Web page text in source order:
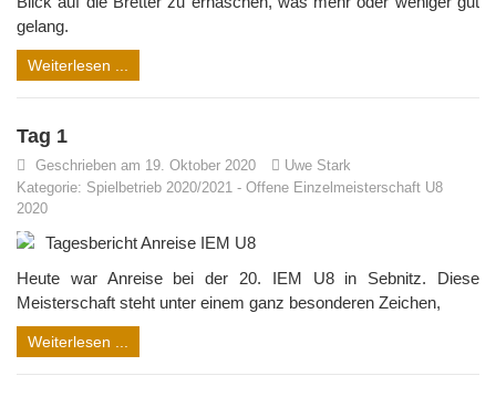
gelang.
Weiterlesen ...
Tag 1
Geschrieben am 19. Oktober 2020
Uwe Stark
Kategorie: Spielbetrieb 2020/2021 - Offene Einzelmeisterschaft U8
2020
Tagesbericht Anreise IEM U8
Heute war Anreise bei der 20. IEM U8 in Sebnitz. Diese
Meisterschaft steht unter einem ganz besonderen Zeichen,
Weiterlesen ...